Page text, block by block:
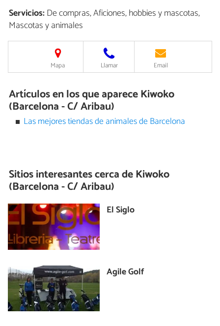
Servicios:De compras, Aficiones, hobbies y mascotas,
Mascotas y animales
Mapa Llamar Email
Artículos en los que aparece Kiwoko
(Barcelona - C/ Aribau)
Las mejores tiendas de animales de Barcelona
Sitios interesantes cerca deKiwoko
(Barcelona - C/ Aribau)
El Siglo
Agile Golf